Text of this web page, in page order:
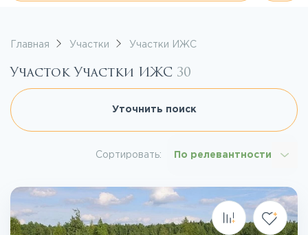
Главная Участки Участки ИЖС
Участок Участки ИЖС 30
Уточнить поиск
Сортировать: По релевантности